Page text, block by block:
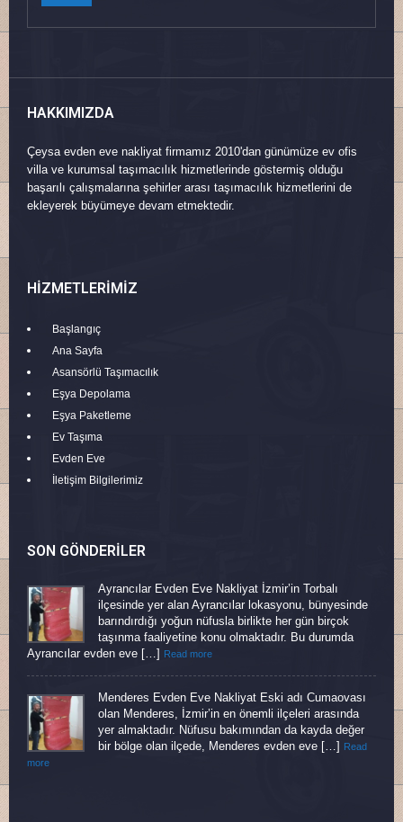
HAKKIMIZDA
Çeysa evden eve nakliyat firmamız 2010'dan günümüze ev ofis
villa ve kurumsal taşımacılık hizmetlerinde göstermiş olduğu
başarılı çalışmalarına şehirler arası taşımacılık hizmetlerini de
ekleyerek büyümeye devam etmektedir.
HIZMETLERIMIZ
Başlangıç
Ana Sayfa
Asansörlü Taşımacılık
Eşya Depolama
Eşya Paketleme
Ev Taşıma
Evden Eve
İletişim Bilgilerimiz
SON GÖNDERILER
Ayrancılar Evden Eve Nakliyat İzmir’in Torbalı
ilçesinde yer alan Ayrancılar lokasyonu, bünyesinde
barındırdığı yoğun nüfusla birlikte her gün birçok
taşınma faaliyetine konu olmaktadır. Bu durumda
Ayrancılar evden eve […]
Read more
Menderes Evden Eve Nakliyat Eski adı Cumaovası
olan Menderes, İzmir’in en önemli ilçeleri arasında
yer almaktadır. Nüfusu bakımından da kayda değer
bir bölge olan ilçede, Menderes evden eve […]
Read
more